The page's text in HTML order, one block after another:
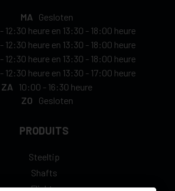
MA
Gesloten
- 12:30 heure en 13:30 - 18:00 heure
- 12:30 heure en 13:30 - 18:00 heure
- 12:30 heure en 13:30 - 18:00 heure
- 12:30 heure en 13:30 - 17:00 heure
ZA
10:00 - 16:30 heure
ZO
Gesloten
PRODUITS
Steeltip
Shafts
Flights